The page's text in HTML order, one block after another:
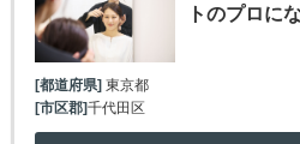
トのプロに
[都道府県] 東京都
[市区郡]千代田区